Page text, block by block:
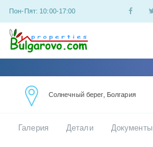
Пон-Пят: 10:00-17:00
Солнечный берег, Болгария
Галерия Детали Документы